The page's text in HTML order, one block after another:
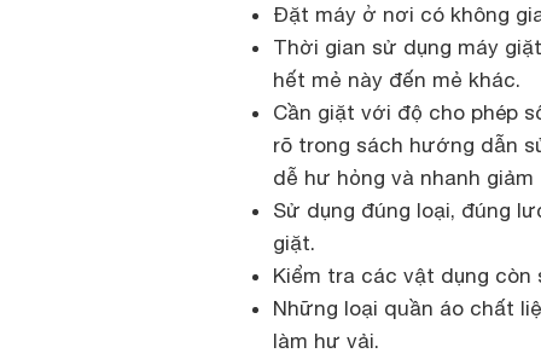
Đặt máy ở nơi có không
Thời gian sử dụng máy
hết mẻ này đến mẻ khác.
Cần giặt với độ cho phép
rõ trong sách hướng dẫn
dễ hư hỏng và nhanh
Sử dụng đúng loại, đúng
giặt.
Kiểm tra các vật dụng
Những loại quần áo chất
làm hư vải.